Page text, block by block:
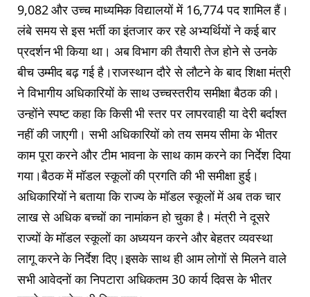
9,082 और उच्च माध्यमिक विद्यालयों में 16,774 पद शामिल हैं।
लंबे समय से इस भर्ती का इंतजार कर रहे अभ्यर्थियों ने कई बार
प्रदर्शन भी किया था। अब विभाग की तैयारी तेज होने से उनके
बीच उम्मीद बढ़ गई है।राजस्थान दौरे से लौटने के बाद शिक्षा मंत्री
ने विभागीय अधिकारियों के साथ उच्चस्तरीय समीक्षा बैठक की।
उन्होंने स्पष्ट कहा कि किसी भी स्तर पर लापरवाही या देरी बर्दाश्त
नहीं की जाएगी। सभी अधिकारियों को तय समय सीमा के भीतर
काम पूरा करने और टीम भावना के साथ काम करने का निर्देश दिया
गया।बैठक में मॉडल स्कूलों की प्रगति की भी समीक्षा हुई।
अधिकारियों ने बताया कि राज्य के मॉडल स्कूलों में अब तक चार
लाख से अधिक बच्चों का नामांकन हो चुका है। मंत्री ने दूसरे
राज्यों के मॉडल स्कूलों का अध्ययन करने और बेहतर व्यवस्था
लागू करने के निर्देश दिए।इसके साथ ही आम लोगों से मिलने वाले
सभी आवेदनों का निपटारा अधिकतम 30 कार्य दिवस के भीतर